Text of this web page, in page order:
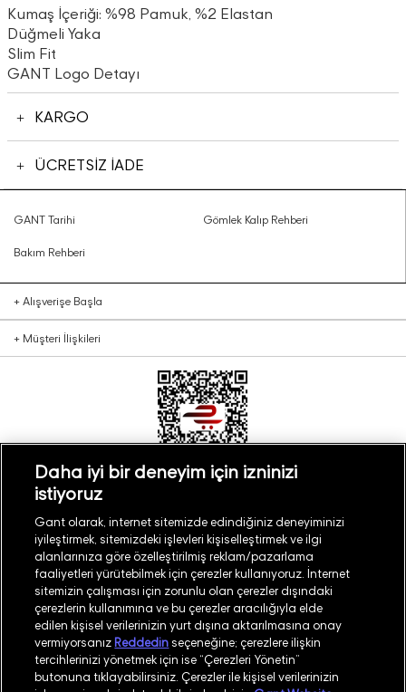
Kumaş İçeriği: %98 Pamuk, %2 Elastan
Düğmeli Yaka
Slim Fit
GANT Logo Detayı
KARGO
ÜCRETSİZ İADE
GANT Tarihi Gömlek Kalıp Rehberi
Bakım Rehberi
+ Alışverişe Başla
+ Müşteri İlişkileri
Türkiye Mağaza Bul
©2026GANT
İşlem Rehberi Site Haritası
Daha iyi bir deneyim için izninizi
istiyoruz
Gant olarak, internet sitemizde edindiğiniz deneyiminizi
iyileştirmek, sitemizdeki işlevleri kişiselleştirmek ve ilgi
alanlarınıza göre özelleştirilmiş reklam/pazarlama
faaliyetleri yürütebilmek için çerezler kullanıyoruz. İnternet
sitemizin çalışması için zorunlu olan çerezler dışındaki
çerezlerin kullanımına ve bu çerezler aracılığıyla elde
edilen kişisel verilerinizin yurt dışına aktarılmasına onay
vermiyorsanız Reddedin seçeneğine; çerezlere ilişkin
tercihlerinizi yönetmek için ise “Çerezleri Yönetin”
butonuna tıklayabilirsiniz. Çerezler ile kişisel verilerinizin